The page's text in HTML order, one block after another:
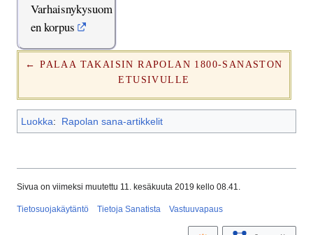
Varhaisnykysuom
en korpus
← PALAA TAKAISIN RAPOLAN 1800-SANASTON
ETUSIVULLE
Luokka: Rapolan sana-artikkelit
Sivua on viimeksi muutettu 11. kesäkuuta 2019 kello 08.41.
Tietosuojakäytäntö Tietoja Sanatista Vastuuvapaus